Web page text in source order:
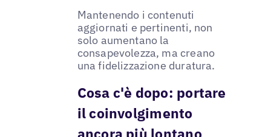
Mantenendo i contenuti
aggiornati e pertinenti, non
solo aumentano la
consapevolezza, ma creano
una fidelizzazione duratura.
Cosa c'è dopo: portare
il coinvolgimento
ancora più lontano